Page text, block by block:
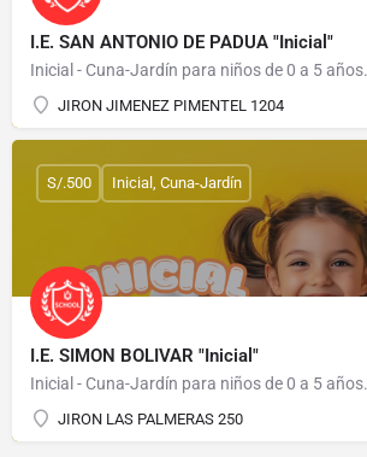
I.E. SAN ANTONIO DE PADUA "Inicial"
Inicial - Cuna-Jardín para niños de 0 a 5 años.
JIRON JIMENEZ PIMENTEL 1204
I.E. SIMON BOLIVAR "Inicial"
Inicial - Cuna-Jardín para niños de 0 a 5 años.
JIRON LAS PALMERAS 250
S/.500 Inicial, Cuna-Jardín